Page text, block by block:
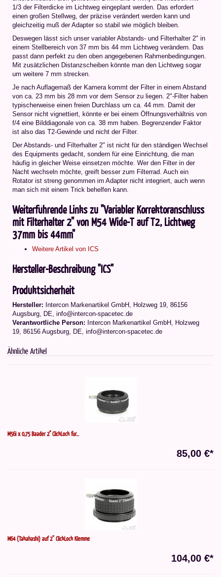
1/3 der Filterdicke im Lichtweg eingeplant werden. Das erfordert
einen großen Stellweg, der präzise verändert werden kann und
gleichzeitig muß der Adapter so stabil wie möglich bleiben.
Deswegen lässt sich unser variabler Abstands- und Filterhalter 2" in
einem Stellbereich von 37 mm bis 44 mm Lichtweg verändern. Das
passt dann perfekt zu den oben angegebenen Rahmenbedingungen.
Mit zusätzlichen Distanzscheiben könnte man den Lichtweg sogar
um weitere 7 mm strecken.
Je nach Auflagemaß der Kamera kommt der Filter in einem Abstand
von ca. 23 mm bis 28 mm vor dem Sensor zu liegen. 2"-Filter haben
typischerweise einen freien Durchlass um ca. 44 mm. Damit der
Sensor nicht vignettiert, könnte er bei einem Öffnungsverhältnis von
f/4 eine Bilddiagonale von ca. 38 mm haben. Begrenzender Faktor
ist also das T2-Gewinde und nicht der Filter.
Der Abstands- und Filterhalter 2" ist nicht für den ständigen Wechsel
des Equipments gedacht, sondern für eine Einrichtung, die man
häufig in gleicher Weise einsetzen möchte. Wer den Filter in der
Nacht wechseln möchte, greift besser zum Filterrad. Auch ein
Rotator ist streng genommen im Adapter nicht integriert, auch wenn
man sich mit einem Trick behelfen kann.
Weiterführende Links zu "Variabler Korrektoranschluss
mit Filterhalter 2" von M54 Wide-T auf T2, Lichtweg
37mm bis 44mm"
Weitere Artikel von ICS
Hersteller-Beschreibung "ICS"
Produktsicherheit
Hersteller: Intercon Markenartikel GmbH, Holzweg 19, 86156
Augsburg, DE, info@intercon-spacetec.de
Verantwortliche Person: Intercon Markenartikel GmbH, Holzweg
19, 86156 Augsburg, DE, info@intercon-spacetec.de
Ähnliche Artikel
M56i x 0,75 Baader 2" ClickLock für...
85,00 €*
M64 (Takahashi) auf 2'' ClickLock Klemme
104,00 €*